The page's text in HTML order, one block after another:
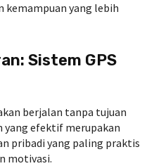
kemampuan yang lebih
Sistem GPS
berjalan tanpa tujuan
yang efektif merupakan
pribadi yang paling praktis
motivasi.